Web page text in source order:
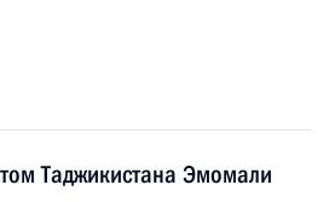
Таджикистана Эмомали